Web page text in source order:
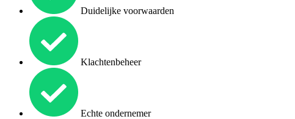
Duidelijke voorwaarden
Klachtenbeheer
Echte ondernemer